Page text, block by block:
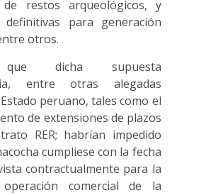
de restos arqueológicos, y
definitivas para generación
otros.
que dicha supuesta
entre otras alegadas
peruano, tales como el
de extensiones de plazos
RER; habrían impedido
cumpliese con la fecha
contractualmente para la
comercial de la